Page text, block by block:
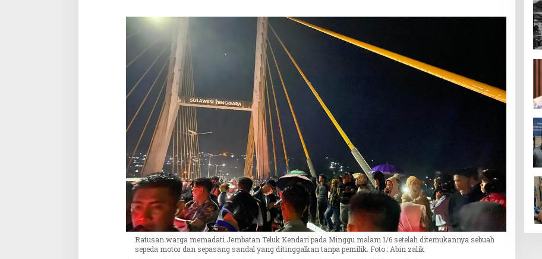
J
m
b
t
n
T
e
l
K
e
n
d
a
r
i
Ratusan warga memadati Jembatan Teluk Kendari pada Minggu malam 1/6 setelah ditemukannya sebuah
sepeda motor dan sepasang sandal yang ditinggalkan tanpa pemilik. Foto : Abin zalik